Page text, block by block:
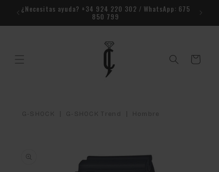
directamente
¿Necesitas ayuda? +34 924 220 302 / WhatsApp: 675
850 799
Carrito
G-SHOCK | G-SHOCK Trend | Hombre
información